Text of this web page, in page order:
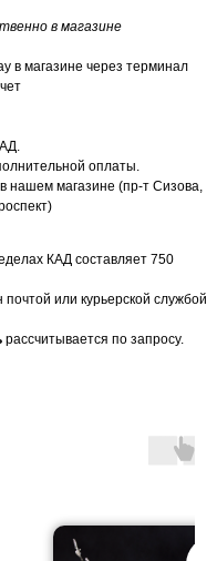
в магазине
в магазине через терминал
оплаты.
нашем магазине (пр-т Сизова,
КАД составляет 750
почтой или курьерской службой
рассчитывается по запросу.